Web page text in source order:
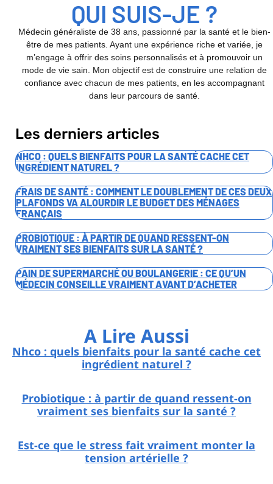
QUI SUIS-JE ?
Médecin généraliste de 38 ans, passionné par la santé et le bien-
être de mes patients. Ayant une expérience riche et variée, je
m’engage à offrir des soins personnalisés et à promouvoir un
mode de vie sain. Mon objectif est de construire une relation de
confiance avec chacun de mes patients, en les accompagnant
dans leur parcours de santé.
Les derniers articles
NHCO : QUELS BIENFAITS POUR LA SANTÉ CACHE CET
INGRÉDIENT NATUREL ?
FRAIS DE SANTÉ : COMMENT LE DOUBLEMENT DE CES DEUX
PLAFONDS VA ALOURDIR LE BUDGET DES MÉNAGES
FRANÇAIS
PROBIOTIQUE : À PARTIR DE QUAND RESSENT-ON
VRAIMENT SES BIENFAITS SUR LA SANTÉ ?
PAIN DE SUPERMARCHÉ OU BOULANGERIE : CE QU’UN
MÉDECIN CONSEILLE VRAIMENT AVANT D’ACHETER
A Lire Aussi
Nhco : quels bienfaits pour la santé cache cet
ingrédient naturel ?
Probiotique : à partir de quand ressent-on
vraiment ses bienfaits sur la santé ?
Est-ce que le stress fait vraiment monter la
tension artérielle ?